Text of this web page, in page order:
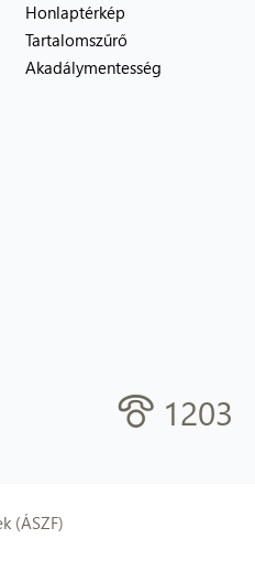
Honlaptérkép
Tartalomszűrő
Akadálymentesség
1203
(ÁSZF)